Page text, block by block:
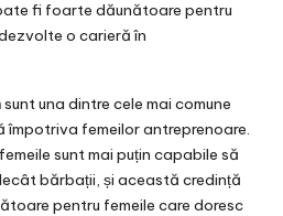
fi foarte dăunătoare pentru
o carieră în
sunt una dintre cele mai comune
împotriva femeilor antreprenoare.
sunt mai puțin capabile să
bărbații, și această credință
pentru femeile care doresc